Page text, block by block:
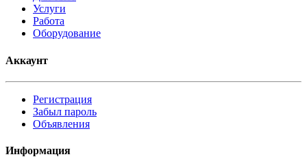
Услуги
Работа
Оборудование
Аккаунт
Регистрация
Забыл пароль
Объявления
Информация